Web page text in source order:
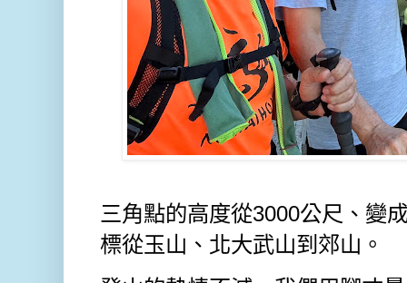
三角點的高度從3000公尺、變
標從玉山、北大武山到郊山。